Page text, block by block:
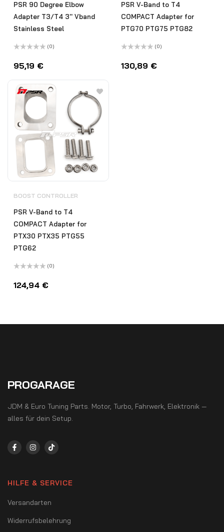
PSR 90 Degree Elbow
Adapter T3/T4 3'' Vband
Stainless Steel
mit
0
5
(0)
95,19 €
PSR V-Band to T4
COMPACT Adapter for
PTG70 PTG75 PTG82
mit
0
(0)
130,89 €
BOOST CONTROLLER
PSR V-Band to T4
COMPACT Adapter for
PTX30 PTX35 PTG55
PTG62
mit
0
(0)
124,94 €
PROGARAGE
JDM & Euro Tuning Parts. Motor, Turbo, Fahrwerk, Elektronik —
alles für dein Setup.
HILFE & SERVICE
Versandarten
Widerrufsbelehrung